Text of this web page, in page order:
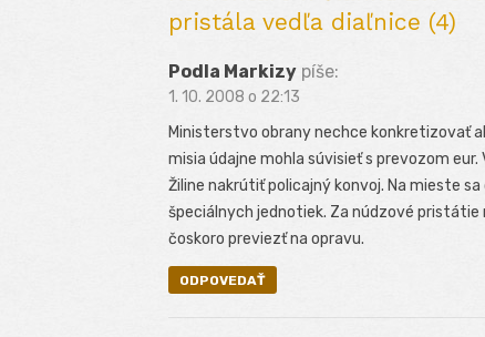
pristála vedľa diaľnice (4)
Podla Markizy píše:
1. 10. 2008 o 22:13
Ministerstvo obrany nechce konkretizovať
misia údajne mohla súvisieť s prevozom
Žiline nakrútiť policajný konvoj. Na mieste
špeciálnych jednotiek. Za núdzové
čoskoro previezť na opravu.
ODPOVEDAŤ